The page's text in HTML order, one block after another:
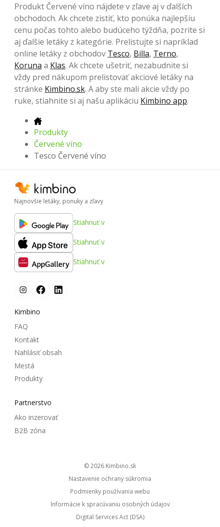
Produkt Červené víno nájdete v zľave aj v ďalších
obchodoch. Ak chcete zistiť, kto ponúka najlepšiu
cenu počas tohto alebo budúceho týždňa, pozrite si
aj ďalšie letáky z kategórie. Prelistujte si napríklad
online letáky z obchodov Tesco, Billa, Terno,
Koruna a Klas. Ak chcete ušetriť, nezabudnite si
vždy pred nákupom prelistovať akciové letáky na
stránke Kimbino.sk. A aby ste mali akcie vždy po
ruke, stiahnite si aj našu aplikáciu Kimbino app.
Produkty
Červené víno
Tesco Červené víno
Najnovšie letáky, ponuky a zľavy
Stiahnuť v
Stiahnuť v
Stiahnuť v
Kimbino
FAQ
Kontakt
Nahlásiť obsah
Mestá
Produkty
Partnerstvo
Ako inzerovať
B2B zóna
© 2026
kimbino.sk
Nastavenie ochrany súkromia
Podmienky používania webu
Informácie k spracúvaniu osobných údajov
Digital Services Act (DSA)